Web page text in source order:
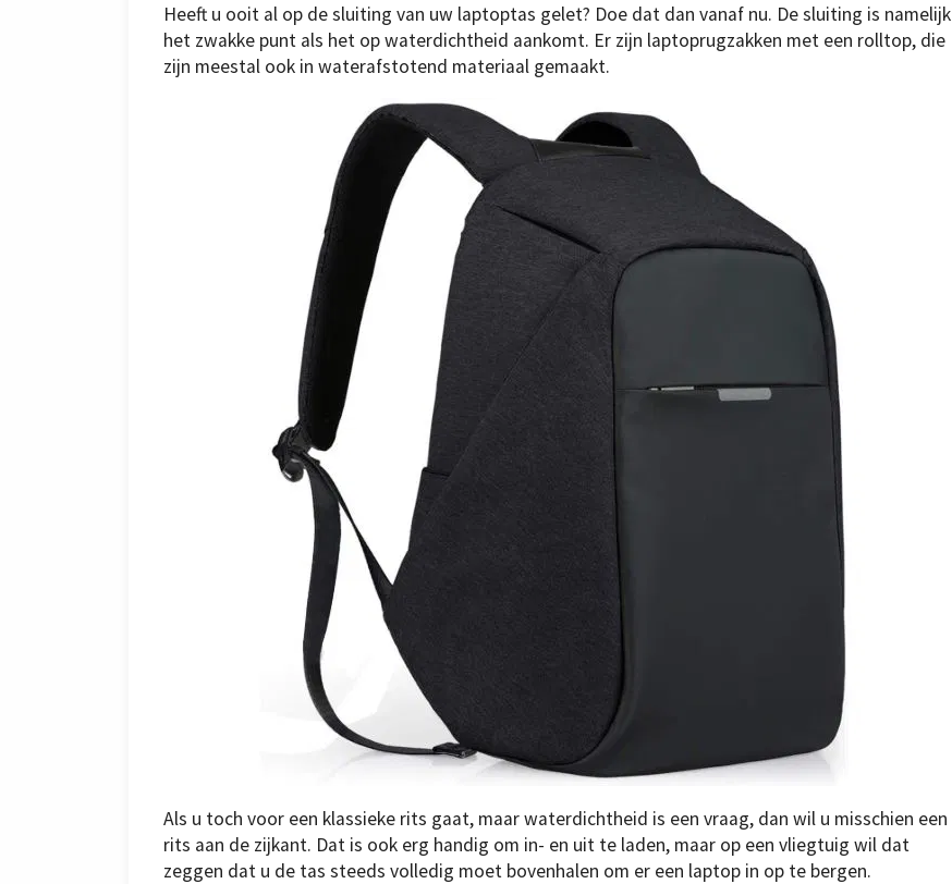
Heeft u ooit al op de sluiting van uw laptoptas gelet? Doe dat dan vanaf nu. De sluiting is namelijk
het zwakke punt als het op waterdichtheid aankomt. Er zijn laptoprugzakken met een rolltop, die
zijn meestal ook in waterafstotend materiaal gemaakt.
Als u toch voor een klassieke rits gaat, maar waterdichtheid is een vraag, dan wil u misschien een
rits aan de zijkant. Dat is ook erg handig om in- en uit te laden, maar op een vliegtuig wil dat
zeggen dat u de tas steeds volledig moet bovenhalen om er een laptop in op te bergen.